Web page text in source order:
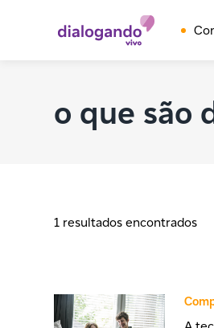
o que são
1 resultados encontrados